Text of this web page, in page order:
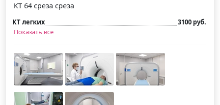
КТ 64 среза среза
КТ легких
3100 руб.
Показать все